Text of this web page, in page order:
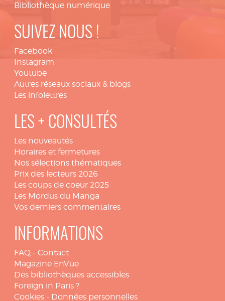
Bibliothèque numérique
SUIVEZ NOUS !
Facebook
Instagram
Youtube
Autres réseaux sociaux & blogs
Les infolettres
LES + CONSULTÉS
Les nouveautés
Horaires et fermetures
Nos sélections thématiques
Prix des lecteurs 2026
Les coups de coeur 2025
Les Mordus du Manga
Vos derniers commentaires
INFORMATIONS
FAQ - Contact
Magazine EnVue
Des bibliothèques accessibles
Foreign in Paris ?
Cookies - Données personnelles